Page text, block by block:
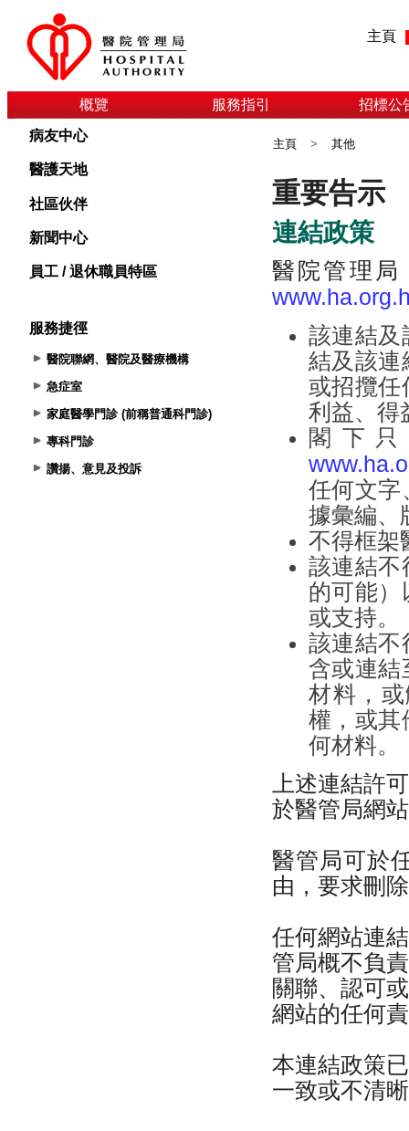
主頁
概覽 服務指引 招標公
病友中心
醫護天地
社區伙伴
新聞中心
員工 / 退休職員特區
服務捷徑
醫院聯網、醫院及醫療機構
急症室
家庭醫學門診 (前稱普通科門診)
專科門診
讚揚、意見及投訴
主頁 > 其他